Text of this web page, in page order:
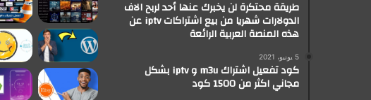
طريقة محتكرة لن يخبرك عنها أحد لربح الاف
الدولارات شهريا من بيع اشتراكات iptv عن
هذه المنصة العربية الرائعة
5 يونيو، 2021
كود تفعيل اشتراك m3u و iptv بشكل
مجاني اكثر من 1500 كود